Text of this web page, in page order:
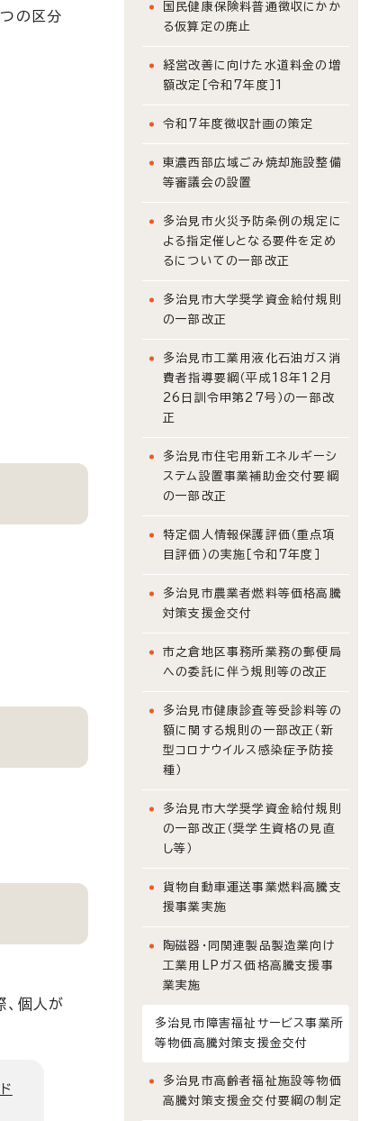
の区分
、個人が
国民健康保険料普通徴収にかか
る仮算定の廃止
経営改善に向けた水道料金の増
額改定［令和7年度］1
令和7年度徴収計画の策定
東濃西部広域ごみ焼却施設整備
等審議会の設置
多治見市火災予防条例の規定に
よる指定催しとなる要件を定め
るについての一部改正
多治見市大学奨学資金給付規則
の一部改正
多治見市工業用液化石油ガス消
費者指導要綱（平成18年12月
26日訓令甲第27号）の一部改
正
多治見市住宅用新エネルギーシ
ステム設置事業補助金交付要綱
の一部改正
特定個人情報保護評価（重点項
目評価）の実施［令和7年度］
多治見市農業者燃料等価格高騰
対策支援金交付
市之倉地区事務所業務の郵便局
への委託に伴う規則等の改正
多治見市健康診査等受診料等の
額に関する規則の一部改正（新
型コロナウイルス感染症予防接
種）
多治見市大学奨学資金給付規則
の一部改正（奨学生資格の見直
し等）
貨物自動車運送事業燃料高騰支
援事業実施
陶磁器・同関連製品製造業向け
工業用LPガス価格高騰支援事
業実施
多治見市障害福祉サービス事業所
等物価高騰対策支援金交付
多治見市高齢者福祉施設等物価
高騰対策支援金交付要綱の制定